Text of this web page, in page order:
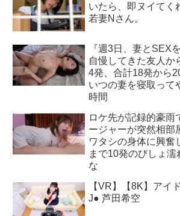
いたら、即ヌイてく
若妻Nさん。
『週3日、妻とSEX
自慢してきた友人か
4発、合計18発から
いつの妻を寝取って
時間
ロケ先が記録的豪雨
ージャーが突然相
ワタシの身体に興奮
まで10発のびしょ濡
な
【VR】【8K】アイ
J● 芦田希空